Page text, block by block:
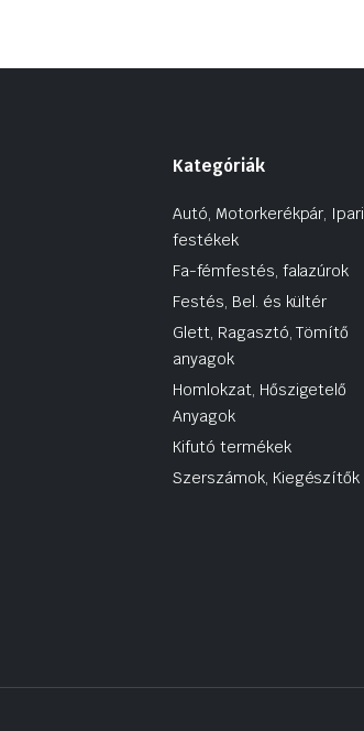
Kategóriák
Autó, Motorkerékpár, Ipari
festékek
Fa-fémfestés, falazúrok
Festés, Bel. és kültér
Glett, Ragasztó, Tömítő
anyagok
Homlokzat, Hőszigetelő
Anyagok
Kifutó termékek
Szerszámok, Kiegészítők